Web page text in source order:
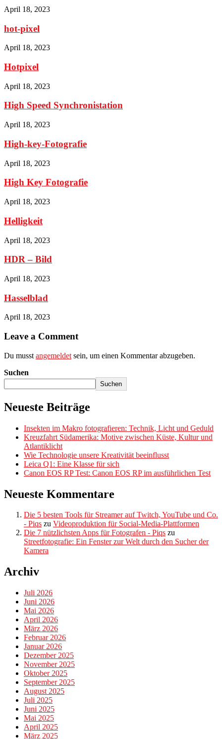
April 18, 2023
hot-pixel
April 18, 2023
Hotpixel
April 18, 2023
High Speed Synchronistation
April 18, 2023
High-key-Fotografie
April 18, 2023
High Key Fotografie
April 18, 2023
Helligkeit
April 18, 2023
HDR – Bild
April 18, 2023
Hasselblad
April 18, 2023
Leave a Comment
Du musst angemeldet sein, um einen Kommentar abzugeben.
Suchen
Suchen
Neueste Beiträge
Insekten im Makro fotografieren: Technik, Licht und Geduld
Kreuzfahrt Südamerika: Motive zwischen Küste, Kultur und
Atlantiklicht
Wie Technologie unsere Kreativität beeinflusst
Leica Q1: Eine Klasse für sich
Canon EOS RP Test: Canon EOS RP im ausführlichen Test
Neueste Kommentare
Die 5 besten Tools für Streamer auf Twitch, YouTube und Co.
- Piqs zu Videoproduktion für Social-Media-Plattformen
Die 7 nützlichsten Apps für Fotografen - Piqs zu
Streetfotografie: Ein Fenster zur Welt durch den Sucher der
Kamera
Archiv
Juli 2026
Juni 2026
Mai 2026
April 2026
März 2026
Februar 2026
Januar 2026
Dezember 2025
November 2025
Oktober 2025
September 2025
August 2025
Juli 2025
Juni 2025
Mai 2025
April 2025
März 2025